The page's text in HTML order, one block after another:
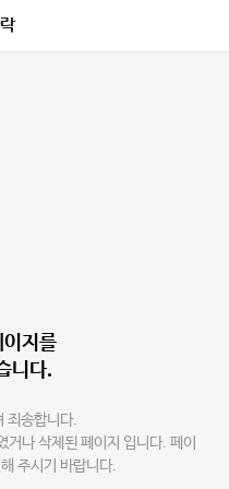
지를
니다.
죄송합니다.
나 삭제된 페이지 입니다. 페이
주시기 바랍니다.